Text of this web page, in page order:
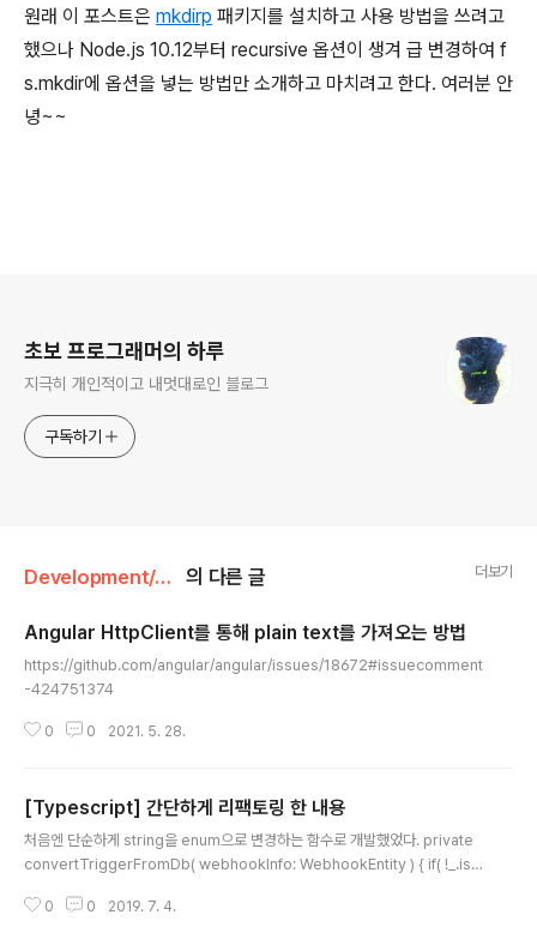
원래 이 포스트은 mkdirp 패키지를 설치하고 사용 방법을 쓰려고
했으나 Node.js 10.12부터 recursive 옵션이 생겨 급 변경하여 f
s.mkdir에 옵션을 넣는 방법만 소개하고 마치려고 한다. 여러분 안
녕~~
초보 프로그래머의 하루
지극히 개인적이고 내멋대로인 블로그
구독하기
Development/Javascript 의 다른 글 더보기
Angular HttpClient를 통해 plain text를 가져오는 방법
https://github.com/angular/angular/issues/18672#issuecomment
-424751374
0 0 2021. 5. 28.
[Typescript] 간단하게 리팩토링 한 내용
처음엔 단순하게 string을 enum으로 변경하는 함수로 개발했었다. private
convertTriggerFromDb( webhookInfo: WebhookEntity ) { if( !_.isE
riggerStr.split( ',' ).map( v => IncomingTriggerType[ v ] ); } return u
0 0 2019. 7. 4.